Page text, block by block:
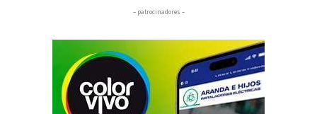
– patrocinadores –